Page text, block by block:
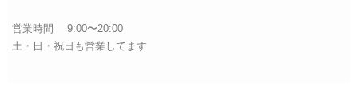
営業時間 9:00〜20:00
土・日・祝日も営業してます